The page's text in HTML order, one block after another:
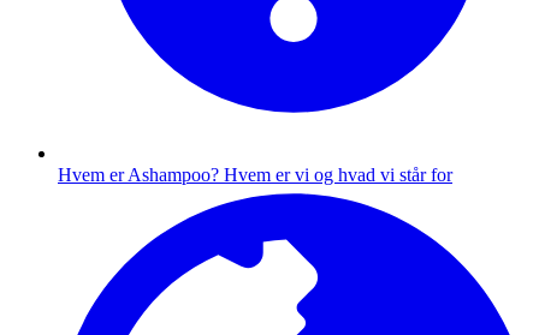
Hvem er Ashampoo? Hvem er vi og hvad vi står for